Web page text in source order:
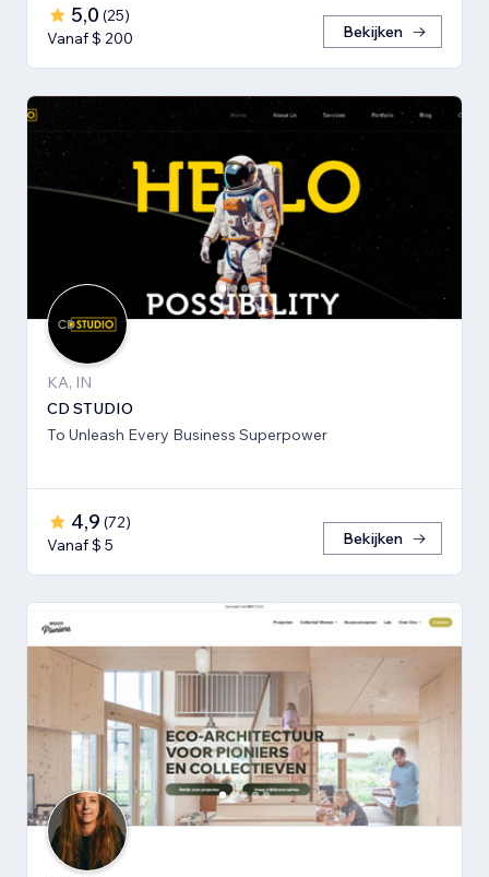
5,0 (25)
Vanaf $ 200
Bekijken
KA, IN
CD STUDIO
To Unleash Every Business Superpower
4,9 (72)
Vanaf $ 5
Bekijken